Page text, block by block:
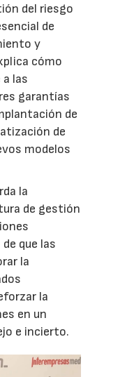
del riesgo
de
y
cómo
las
garantías
de
de
modelos
la
de gestión
que las
la
la
en un
e incierto.